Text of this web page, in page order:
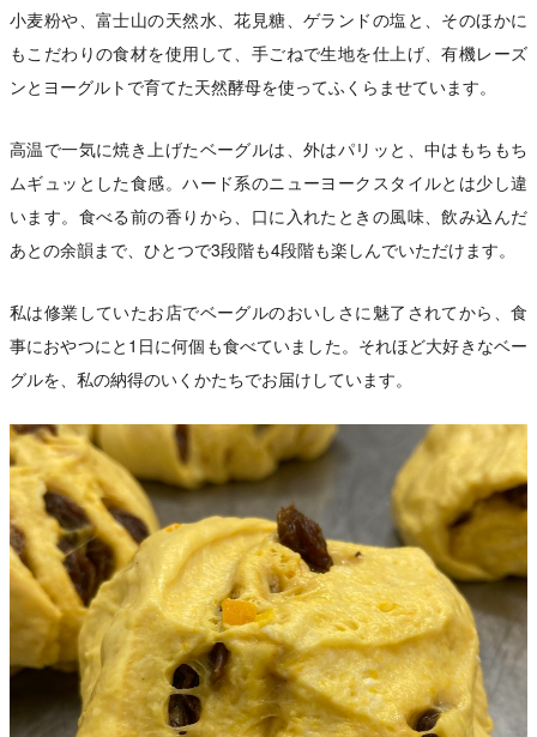
小麦粉や、富士山の天然水、花見糖、ゲランドの塩と、そのほかに
もこだわりの食材を使用して、手ごねで生地を仕上げ、有機レーズ
ンとヨーグルトで育てた天然酵母を使ってふくらませています。
高温で一気に焼き上げたベーグルは、外はパリッと、中はもちもち
ムギュッとした食感。ハード系のニューヨークスタイルとは少し違
います。食べる前の香りから、口に入れたときの風味、飲み込んだ
あとの余韻まで、ひとつで3段階も4段階も楽しんでいただけます。
私は修業していたお店でベーグルのおいしさに魅了されてから、食
事におやつにと1日に何個も食べていました。それほど大好きなベー
グルを、私の納得のいくかたちでお届けしています。